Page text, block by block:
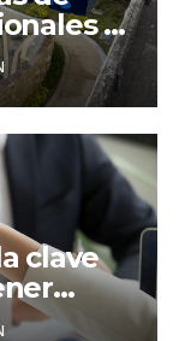
a
la
clave